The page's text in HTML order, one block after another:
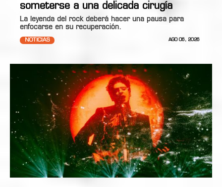
someterse a una delicada cirugía
La leyenda del rock deberá hacer una pausa para
enfocarse en su recuperación.
NOTICIAS AGO 06, 2026